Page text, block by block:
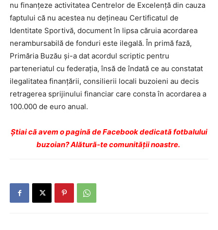
nu finanţeze activitatea Centrelor de Excelenţă din cauza
faptului că nu acestea nu deţineau Certificatul de
Identitate Sportivă, document în lipsa căruia acordarea
nerambursabilă de fonduri este ilegală. În primă fază,
Primăria Buzău şi-a dat acordul scriptic pentru
parteneriatul cu federaţia, însă de îndată ce au constatat
ilegalitatea finanţării, consilierii locali buzoieni au decis
retragerea sprijinului financiar care consta în acordarea a
100.000 de euro anual.
Ştiai că avem o pagină de Facebook dedicată fotbalului
buzoian? Alătură-te comunității noastre.